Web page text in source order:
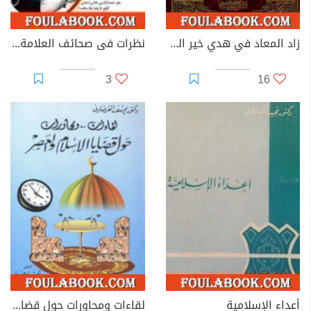
زاد المعاد في هدي خير العباد
16
نظرات فى صحائف العلامة الإنسانى محمد أمين شيخو
3
أعداء الإسلامية لقاءات ومحاورات حول قضايا الإسلام والعصر ج1